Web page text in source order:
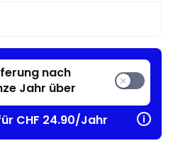
nach
Jahr über
CHF 24.90/Jahr